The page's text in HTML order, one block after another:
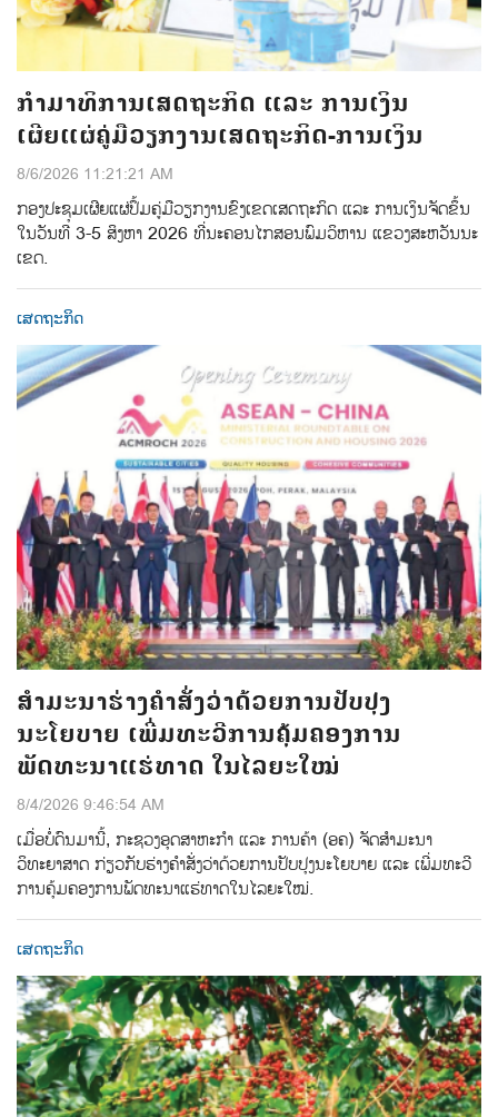
ກຳມາທິການເສດຖະກິດ ແລະ ການເງິນ
ເຜີຍແຜ່ຄູ່ມືວຽກງານເສດຖະກິດ-ການເງິນ
8/6/2026 11:21:21 AM
ກອງປະຊຸມເຜີຍແຜ່ປຶ້ມຄູ່ມືວຽກງານຂົງເຂດເສດຖະກິດ ແລະ ການເງິນຈັດຂຶ້ນ
ໃນວັນທີ 3-5 ສິງຫາ 2026 ທີ່ນະຄອນໄກສອນພົມວິຫານ ແຂວງສະຫວັນນະ
ເຂດ.
ເສດຖະກິດ
ສຳມະນາຮ່າງຄຳສັ່ງວ່າດ້ວຍການປັບປຸງ
ນະໂຍບາຍ ເພີ່ມທະວີການຄຸ້ມຄອງການ
ພັດທະນາແຮ່ທາດ ໃນໄລຍະໃໝ່
8/4/2026 9:46:54 AM
ເມື່ອບໍ່ດົນມານີ້, ກະຊວງອຸດສາຫະກຳ ແລະ ການຄ້າ (ອຄ) ຈັດສໍາມະນາ
ວິທະຍາສາດ ກ່ຽວກັບຮ່າງຄໍາສັ່ງວ່າດ້ວຍການປັບປຸງນະໂຍບາຍ ແລະ ເພີ່ມທະວີ
ການຄຸ້ມຄອງການພັດທະນາແຮ່ທາດໃນໄລຍະໃໝ່.
ເສດຖະກິດ